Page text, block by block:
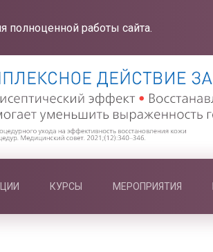
полноценной работы сайта.
КУРСЫ МЕРОПРИЯТИЯ